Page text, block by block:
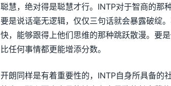
聪慧，绝对得是聪慧才行。INTP对于智商的那
要是说话毫无逻辑，仅仅三句话就会暴露破绽
快，能够跟得上他们思维的那种跳跃散漫。要
比任何事情都更能增添分数。
开朗同样是有着重要性的，INTP自身所具备的